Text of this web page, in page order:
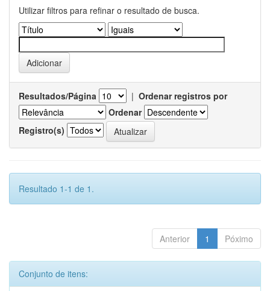
Utilizar filtros para refinar o resultado de busca.
Resultados/Página | Ordenar registros por
Ordenar
Registro(s)
Resultado 1-1 de 1.
Anterior 1 Póximo
Conjunto de itens: